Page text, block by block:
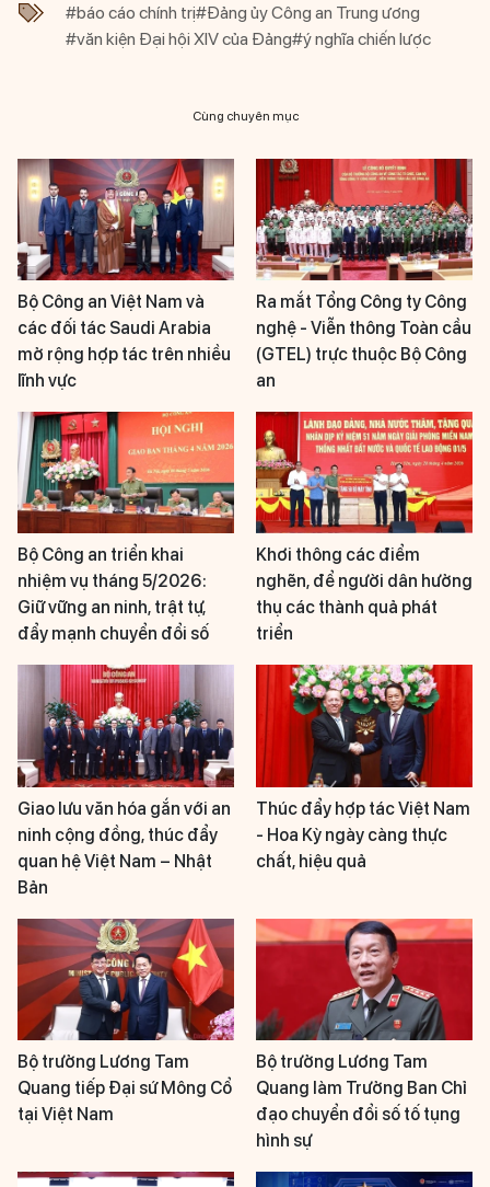
#báo cáo chính trị#Đảng ủy Công an Trung ương
#văn kiện Đại hội XIV của Đảng#ý nghĩa chiến lược
Cùng chuyên mục
Bộ Công an Việt Nam và
các đối tác Saudi Arabia
mở rộng hợp tác trên nhiều
lĩnh vực
Ra mắt Tổng Công ty Công
nghệ - Viễn thông Toàn cầu
(GTEL) trực thuộc Bộ Công
an
Bộ Công an triển khai
nhiệm vụ tháng 5/2026:
Giữ vững an ninh, trật tự,
đẩy mạnh chuyển đổi số
Khơi thông các điểm
nghẽn, để người dân hưởng
thụ các thành quả phát
triển
Giao lưu văn hóa gắn với an
ninh cộng đồng, thúc đẩy
quan hệ Việt Nam – Nhật
Bản
Thúc đẩy hợp tác Việt Nam
- Hoa Kỳ ngày càng thực
chất, hiệu quả
Bộ trưởng Lương Tam
Quang tiếp Đại sứ Mông Cổ
tại Việt Nam
Bộ trưởng Lương Tam
Quang làm Trưởng Ban Chỉ
đạo chuyển đổi số tố tụng
hình sự